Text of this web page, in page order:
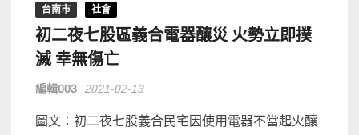
台南市 社會
初二夜七股區義合電器釀災 火勢立即撲
滅 幸無傷亡
編輯003 2021-02-13
圖文：初二夜七股義合民宅因使用電器不當起火釀